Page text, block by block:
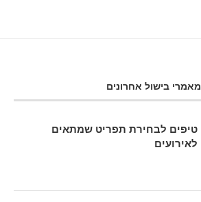
מאמרי בישול אחרונים
טיפים לבחירת תפריט שמתאים
לאירועים